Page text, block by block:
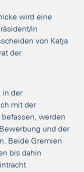
wird eine
in
von Katja
der
in der
mit der
werden
und der
Beide Gremien
bis dahin